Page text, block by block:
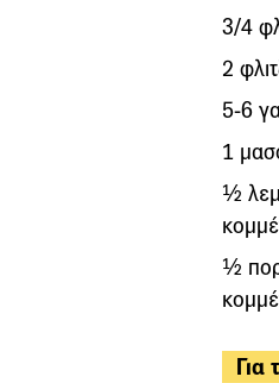
3/4
2
5-6
1
½
½
Για